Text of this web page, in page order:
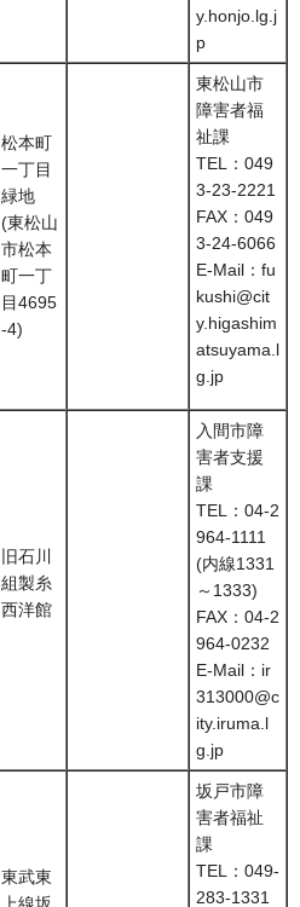
y.honjo.lg.j
p
松本町
一丁目
緑地
(東松山
市松本
町一丁
目4695
-4)
東松山市
障害者福
祉課
TEL：049
3-23-2221
FAX：049
3-24-6066
E-Mail：fu
kushi@cit
y.higashim
atsuyama.l
g.jp
旧石川
組製糸
西洋館
入間市障
害者支援
課
TEL：04-2
964-1111
(内線1331
～1333)
FAX：04-2
964-0232
E-Mail：ir
313000@c
ity.iruma.l
g.jp
東武東
上線坂
坂戸市障
害者福祉
課
TEL：049-
283-1331